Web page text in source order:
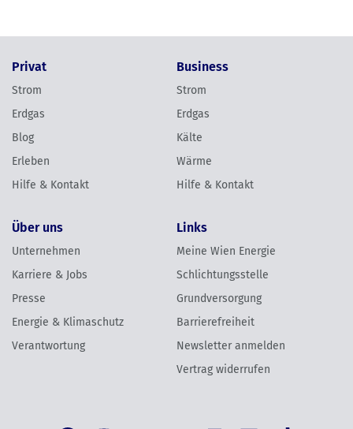
Privat
Strom
Erdgas
Blog
Erleben
Hilfe & Kontakt
Business
Strom
Erdgas
Kälte
Wärme
Hilfe & Kontakt
Über uns
Unternehmen
Karriere & Jobs
Presse
Energie & Klimaschutz
Verantwortung
Links
Meine Wien Energie
Schlichtungsstelle
Grundversorgung
Barrierefreiheit
Newsletter anmelden
Vertrag widerrufen